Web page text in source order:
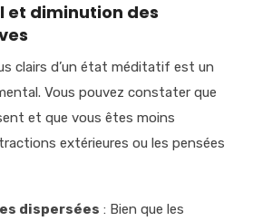
et diminution des
clairs d’un état méditatif est un
Vous pouvez constater que
et que vous êtes moins
extérieures ou les pensées
dispersées : Bien que les